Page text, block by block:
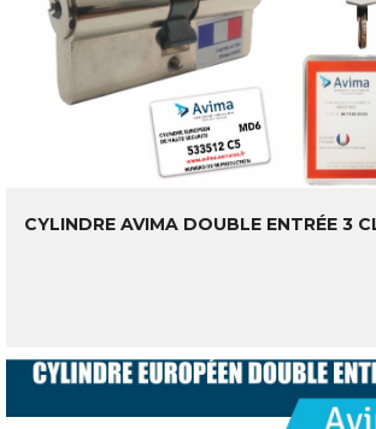
CYLINDRE AVIMA DOUBLE ENTRÉE 3